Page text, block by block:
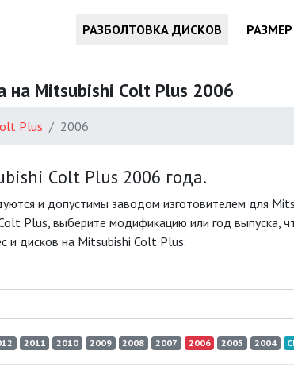
РАЗБОЛТОВКА ДИСКОВ
на Mitsubishi Colt Plus 2006
Plus 2006
Colt Plus 2006 года.
и допустимы заводом изготовителем для
Plus, выберите модификацию или год выпуска,
и дисков на Mitsubishi Colt Plus.
2011 2010 2009 2008 2007 2006 2005 2004